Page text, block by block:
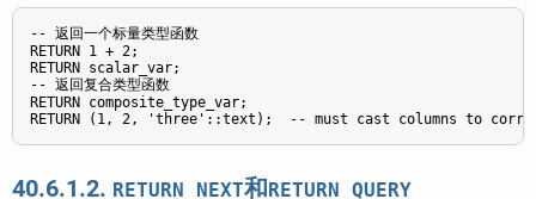
-- 返回一个标量类型函数
RETURN 1 + 2;
RETURN scalar_var;
-- 返回复合类型函数
RETURN composite_type_var;
RETURN (1, 2, 'three'::text);  -- must cast columns to
40.6.1.2. RETURN NEXT和RETURN QUERY